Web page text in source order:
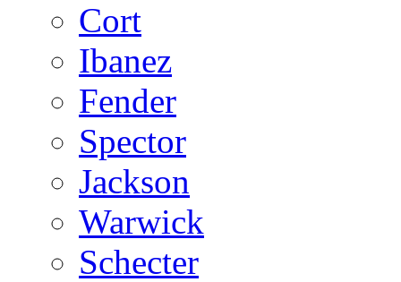
Cort
Ibanez
Fender
Spector
Jackson
Warwick
Schecter